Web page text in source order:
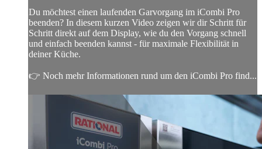
Du möchtest einen laufenden Garvorgang im iCombi Pro
beenden? In diesem kurzen Video zeigen wir dir Schritt für
Schritt direkt auf dem Display, wie du den Vorgang schnell
und einfach beenden kannst - für maximale Flexibilität in
deiner Küche.
👉 Noch mehr Informationen rund um den iCombi Pro find...